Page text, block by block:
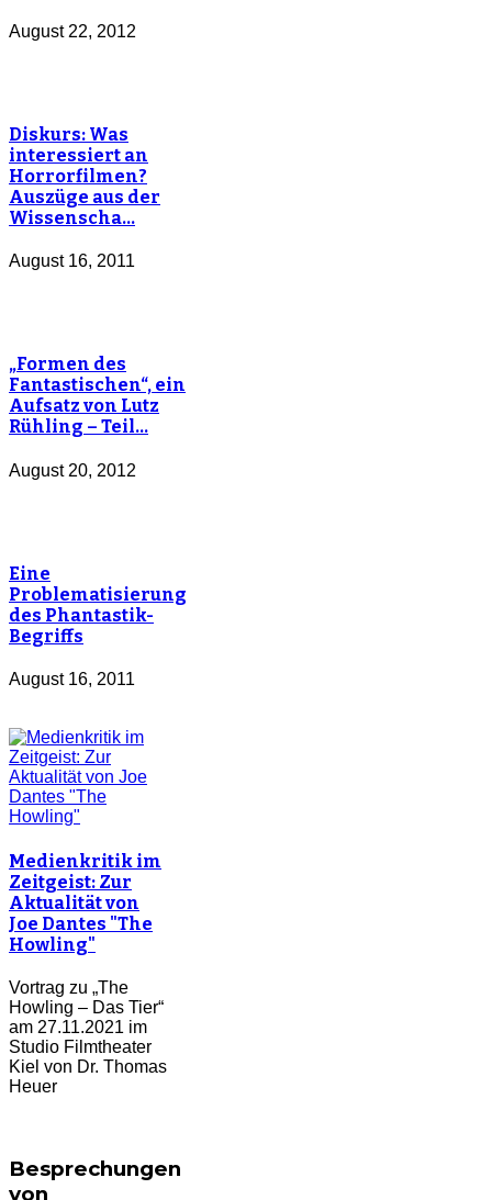
August 22, 2012
Diskurs: Was
interessiert an
Horrorfilmen?
Auszüge aus der
Wissenscha…
August 16, 2011
„Formen des
Fantastischen“, ein
Aufsatz von Lutz
Rühling – Teil…
August 20, 2012
Eine
Problematisierung
des Phantastik-
Begriffs
August 16, 2011
Medienkritik im
Zeitgeist: Zur
Aktualität von
Joe Dantes "The
Howling"
Vortrag zu „The
Howling – Das Tier“
am 27.11.2021 im
Studio Filmtheater
Kiel von Dr. Thomas
Heuer
Besprechungen
von